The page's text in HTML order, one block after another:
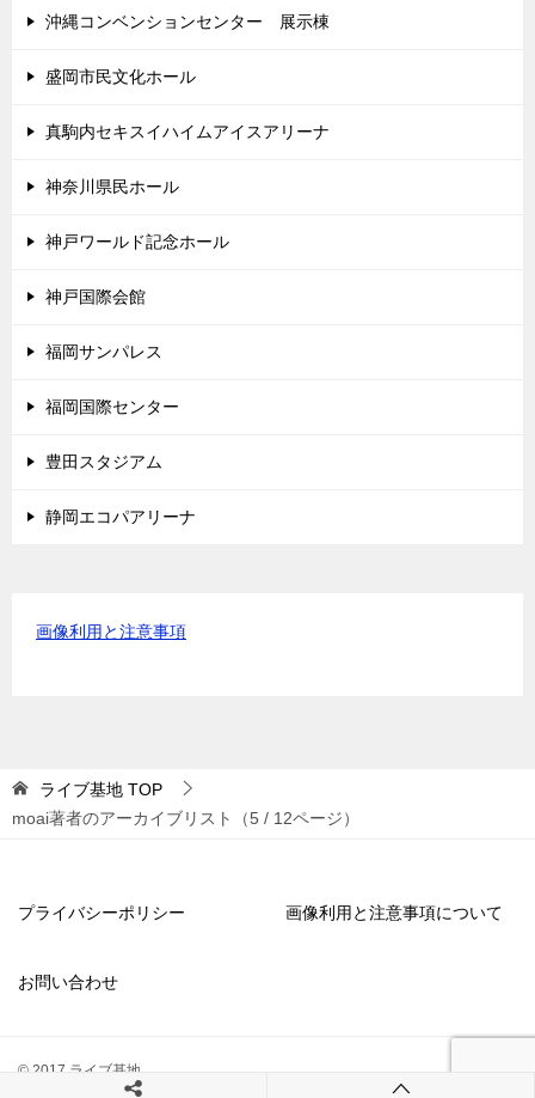
沖縄コンベンションセンター 展示棟
盛岡市民文化ホール
真駒内セキスイハイムアイスアリーナ
神奈川県民ホール
神戸ワールド記念ホール
神戸国際会館
福岡サンパレス
福岡国際センター
豊田スタジアム
静岡エコパアリーナ
画像利用と注意事項
ライブ基地 TOP
moai著者のアーカイブリスト（5 / 12ページ）
プライバシーポリシー 画像利用と注意事項について
お問い合わせ
© 2017 ライブ基地